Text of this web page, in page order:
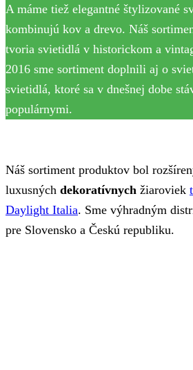
A máme tiež elegantné štylizované
kombinujú kov a drevo. Náš
tvoria svietidlá v historickom a
2016 sme sortiment doplnili aj o
svietidlá, ktoré sa v dnešnej dobe
populárnymi.
Náš sortiment produktov bol
luxusných dekoratívnych žiaroviek
Daylight Italia. Sme výhradným
pre Slovensko a Českú republiku.